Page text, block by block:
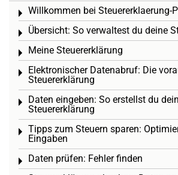
Willkommen bei Steuererklaerung-
Toggle menu
Übersicht: So verwaltest du deine
Toggle menu
Meine Steuererklärung
Toggle menu
Elektronischer Datenabruf: Die
Steuererklärung
Toggle menu
Daten eingeben: So erstellst du
Steuererklärung
Toggle menu
Tipps zum Steuern sparen:
Eingaben
Toggle menu
Daten prüfen: Fehler finden
Toggle menu